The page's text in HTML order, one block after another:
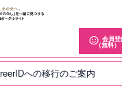
会員登
（無料）
への移行のご案内